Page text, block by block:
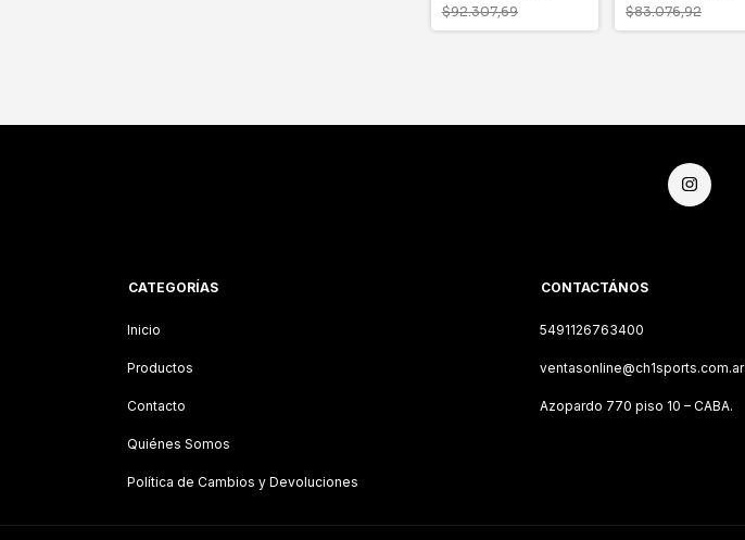
$92.307,69 $83.076,92
CATEGORÍAS
Inicio
Productos
Contacto
Quiénes Somos
Política de Cambios y Devoluciones
CONTACTÁNOS
5491126763400
ventasonline@ch1sports.com.ar
Azopardo 770 piso 10 – CABA.